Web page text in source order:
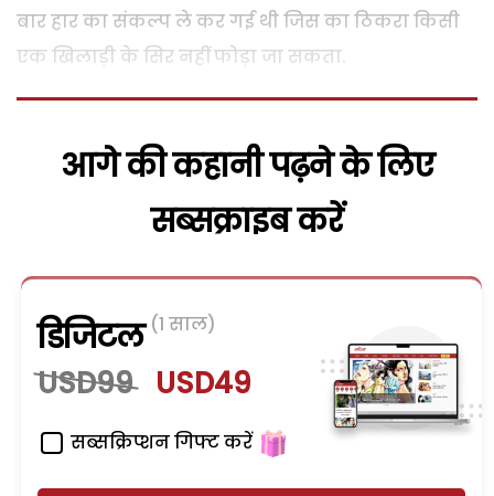
बार हार का संकल्प ले कर गई थी जिस का ठिकरा किसी
एक खिलाड़ी के सिर नहीं फोड़ा जा सकता.
आगे की कहानी पढ़ने के लिए
सब्सक्राइब करें
डिजिटल (1 साल)
USD99 USD49
सब्सक्रिप्शन गिफ्ट करें